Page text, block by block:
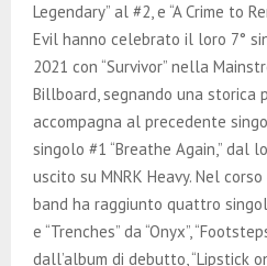
Legendary” al #2, e “A Crime to
Evil hanno celebrato il loro 7°
2021 con “Survivor” nella
Billboard, segnando una storica
accompagna al precedente
singolo #1 “Breathe Again,” dal
uscito su MNRK Heavy. Nel
band ha raggiunto quattro singoli
e “Trenches” da “Onyx”,
dall’album di debutto, “Lipstick